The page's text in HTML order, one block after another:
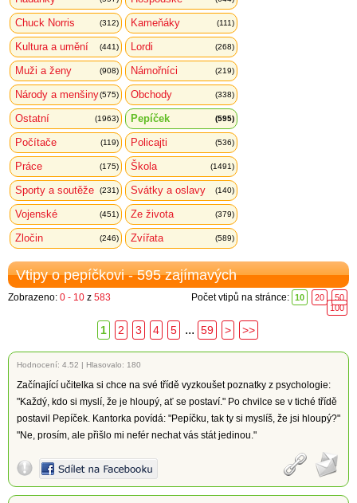
Chuck Norris (312) Kameňáky (111)
Kultura a umění (441) Lordi (268)
Muži a ženy (908) Námořníci (219)
Národy a menšiny(575) Obchody (338)
Ostatní (1963) Pepíček (595)
Počítače (119) Policajti (536)
Práce (175) Škola (1491)
Sporty a soutěže (231) Svátky a oslavy (140)
Vojenské (451) Ze života (379)
Zločin (246) Zvířata (589)
Vtipy o pepíčkovi - 595 zajímavých
Zobrazeno: 0 - 10 z 583 Počet vtipů na stránce: 10 20
50
100
1 2 3 4 5 ... 59 > >>
Hodnocení: 4.52 | Hlasovalo: 180
Začínající učitelka si chce na své třídě vyzkoušet poznatky z psychologie:
"Každý, kdo si myslí, že je hloupý, ať se postaví." Po chvilce se v tiché třídě
postavil Pepíček. Kantorka povídá: "Pepíčku, tak ty si myslíš, že jsi hloupý?"
"Ne, prosím, ale přišlo mi nefér nechat vás stát jedinou."